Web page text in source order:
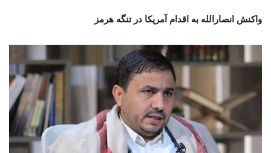
واکنش انصارالله به اقدام آمریکا در تنگه هرمز